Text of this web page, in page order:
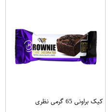
کیک براونی 65 گرمی نظری